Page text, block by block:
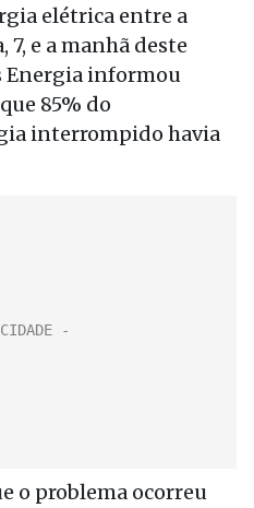
elétrica entre a
e a manhã deste
Energia informou
85% do
interrompido havia
o problema ocorreu